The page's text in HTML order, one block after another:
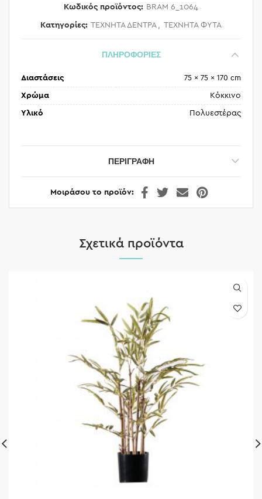
Κωδικός προϊόντος: BRAM 6_1064
Κατηγορίες: ΤΕΧΝΗΤΑ ΔΕΝΤΡΑ , ΤΕΧΝΗΤΑ ΦΥΤΑ
ΠΛΗΡΟΦΟΡΙΕΣ
Διαστάσεις 75 × 75 × 170 cm
Χρώμα Κόκκινο
Υλικό Πολυεστέρας
ΠΕΡΙΓΡΑΦΉ
Μοιράσου το προϊόν
Σχετικά προϊόντα